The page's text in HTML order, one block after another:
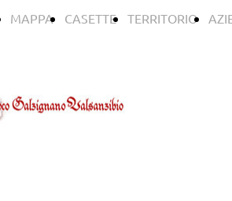
MAPPA CASETTE TERRITORIO